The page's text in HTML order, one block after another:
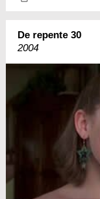
De repente 30
2004